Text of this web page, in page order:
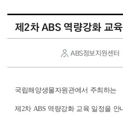
제2차 ABS 역량강화 교
ABS정보지원센터
국립해양생물자원관에서 주최하는
제2차 ABS 역량강화 교육 일정을 안